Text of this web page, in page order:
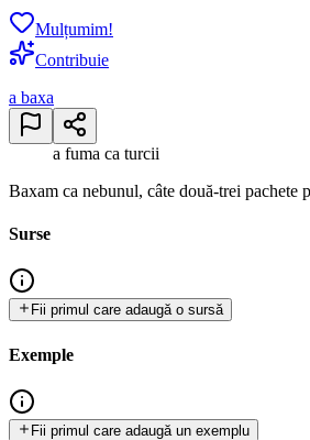
Mulțumim!
Contribuie
a baxa
a fuma ca turcii
Baxam ca nebunul, câte două-trei pachete
Surse
Fii primul care adaugă o sursă
Exemple
Fii primul care adaugă un exemplu